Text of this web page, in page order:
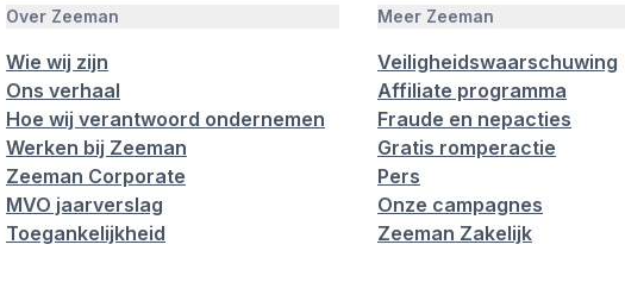
Over Zeeman
Wie wij zijn
Ons verhaal
Hoe wij verantwoord ondernemen
Werken bij Zeeman
Zeeman Corporate
MVO jaarverslag
Toegankelijkheid
Meer Zeeman
Veiligheidswaarschuwing
Affiliate programma
Fraude en nepacties
Gratis romperactie
Pers
Onze campagnes
Zeeman Zakelijk